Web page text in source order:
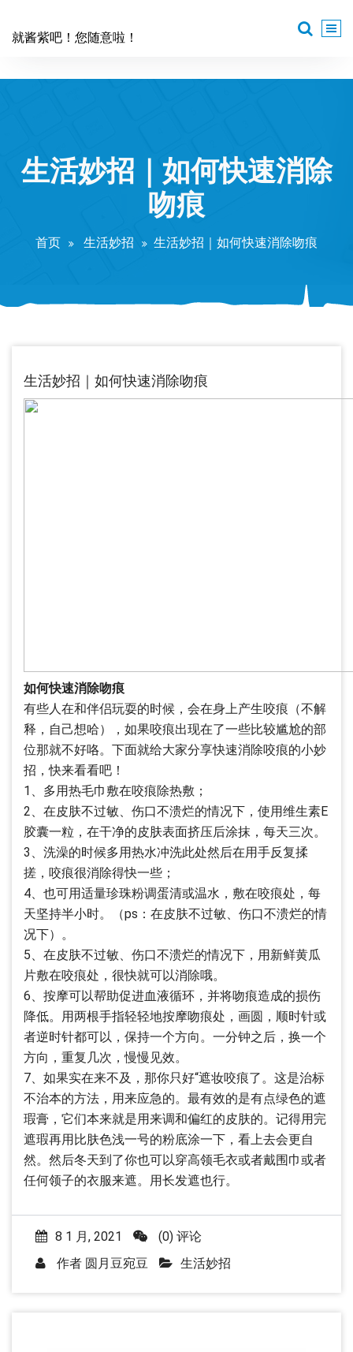
就酱紫吧！您随意啦！
生活妙招｜如何快速消除
吻痕
首页 生活妙招 生活妙招｜如何快速消除吻痕
生活妙招｜如何快速消除吻痕
如何快速消除吻痕
有些人在和伴侣玩耍的时候，会在身上产生咬痕（不解
释，自己想哈），如果咬痕出现在了一些比较尴尬的部
位那就不好咯。下面就给大家分享快速消除咬痕的小妙
招，快来看看吧！
1、多用热毛巾敷在咬痕除热敷；
2、在皮肤不过敏、伤口不溃烂的情况下，使用维生素E
胶囊一粒，在干净的皮肤表面挤压后涂抹，每天三次。
3、洗澡的时候多用热水冲洗此处然后在用手反复揉
搓，咬痕很消除得快一些；
4、也可用适量珍珠粉调蛋清或温水，敷在咬痕处，每
天坚持半小时。（ps：在皮肤不过敏、伤口不溃烂的情
况下）。
5、在皮肤不过敏、伤口不溃烂的情况下，用新鲜黄瓜
片敷在咬痕处，很快就可以消除哦。
6、按摩可以帮助促进血液循环，并将吻痕造成的损伤
降低。用两根手指轻轻地按摩吻痕处，画圆，顺时针或
者逆时针都可以，保持一个方向。一分钟之后，换一个
方向，重复几次，慢慢见效。
7、如果实在来不及，那你只好“遮妆咬痕了。这是治标
不治本的方法，用来应急的。最有效的是有点绿色的遮
瑕膏，它们本来就是用来调和偏红的皮肤的。记得用完
遮瑕再用比肤色浅一号的粉底涂一下，看上去会更自
然。然后冬天到了你也可以穿高领毛衣或者戴围巾或者
任何领子的衣服来遮。用长发遮也行。
8 1 月, 2021
(0) 评论
作者 圆月豆宛豆 生活妙招